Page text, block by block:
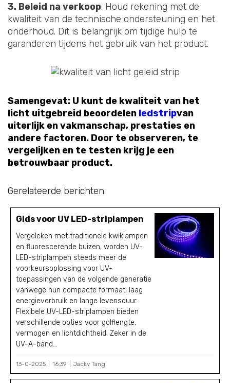
3. Beleid na verkoop: Houd rekening met de
kwaliteit van de technische ondersteuning en het
onderhoud. Dit is belangrijk om tijdige hulp te
garanderen tijdens het gebruik van het product.
Samengevat: U kunt de kwaliteit van het
licht uitgebreid beoordelen ledstripvan
uiterlijk en vakmanschap, prestaties en
andere factoren. Door te observeren, te
vergelijken en te testen krijg je een
betrouwbaar product.
Gerelateerde berichten
Gids voor UV LED-striplampen
Vergeleken met traditionele kwiklampen
en fluorescerende buizen, worden UV-
LED-striplampen steeds meer de
voorkeursoplossing voor UV-
toepassingen van de volgende generatie
vanwege hun compacte formaat, laag
energieverbruik en lange levensduur.
Flexibele UV-LED-striplampen bieden
verschillende opties voor golflengte,
vermogen en lichtdichtheid. Zeker in de
UV-A-band...
13-0-2025 16:39 Jacky Tang